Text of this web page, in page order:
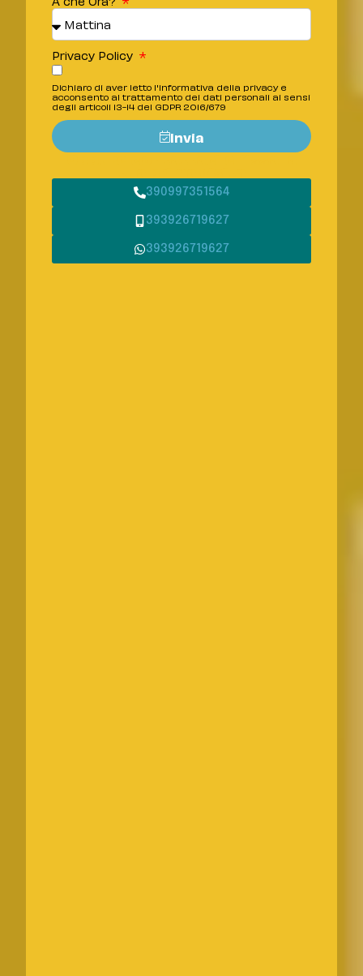
Privacy Policy
Dichiaro di aver letto l'informativa della privacy e
acconsento al trattamento dei dati personali ai sensi
degli articoli 13-14 del GDPR 2016/679
Invia
Oppure contattaci e fissa la
390997351564
393926719627
393926719627